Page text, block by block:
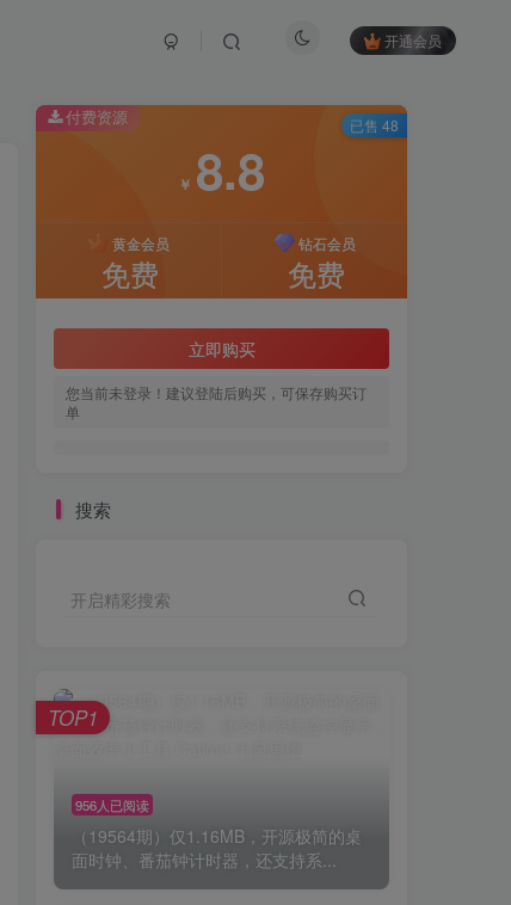
开通会员
付费资源
￥ 8.8
黄金会员
免费
钻石会员
免费
立即购买
您当前未登录！建议登陆后购买，可保存购买订
单
已售 48
搜索
开启精彩搜索
956人已阅读
（19564期）仅1.16MB，开源极简的桌
面时钟、番茄钟计时器，还支持系...
TOP1